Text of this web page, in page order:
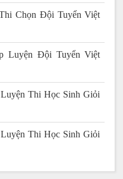
Chọn Đội Tuyển Việt
Luyện Đội Tuyển Việt
Thi Học Sinh Giỏi
Thi Học Sinh Giỏi